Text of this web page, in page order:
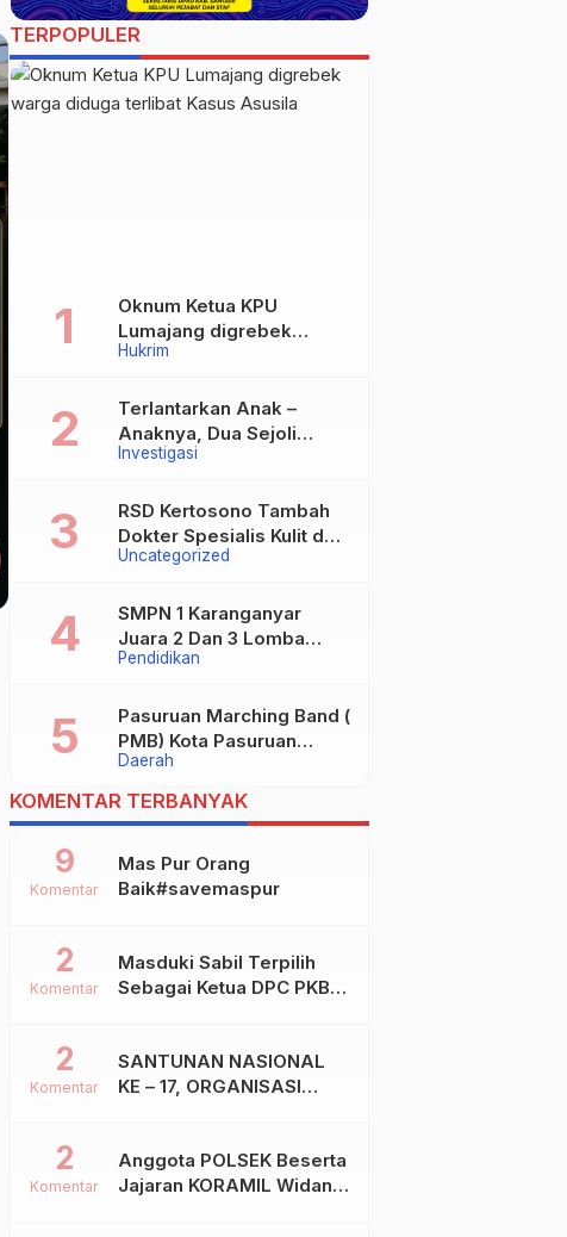
TERPOPULER
Hukrim
Oknum Ketua KPU
Lumajang digrebek
warga diduga terlibat
Investigasi
Terlantarkan Anak –
Anaknya, Dua Sejoli
Tanpa Ikatan Pernikahan
Geger Madiun dan
Maospati Magetan Siap
digugat ?
Uncategorized
RSD Kertosono Tambah
Dokter Spesialis Kulit dan
Kelamin
Pendidikan
SMPN 1 Karanganyar
Juara 2 Dan 3 Lomba
Kaligrafi Tingkat
Daerah
Pasuruan Marching Band (
PMB) Kota Pasuruan
Akhirnya Raih Dua Gelar
Juara Dalam Kejurprov
Jatim 2024
KOMENTAR TERBANYAK
Mas Pur Orang
Baik#savemaspur
9
Komentar
Masduki Sabil Terpilih
Sebagai Ketua DPC PKB
2
Komentar
SANTUNAN NASIONAL
KE – 17, ORGANISASI
2
Komentar
Anggota POLSEK Beserta
Jajaran KORAMIL Widang,
2
Komentar